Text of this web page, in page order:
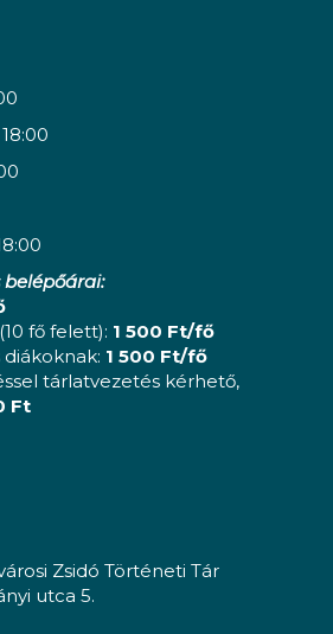
fő felett): 1 500 Ft/fő
1 500 Ft/fő
tárlatvezetés kérhető,
Ft
Zsidó Történeti Tár
utca 5.